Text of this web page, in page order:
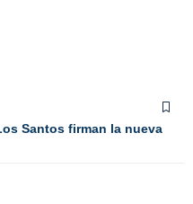
Santos firman la nueva